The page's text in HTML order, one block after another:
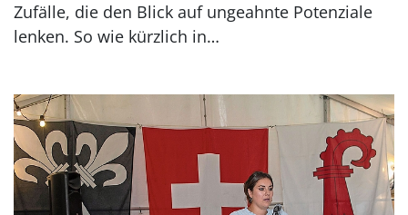
Zufälle, die den Blick auf ungeahnte Potenziale
lenken. So wie kürzlich in…